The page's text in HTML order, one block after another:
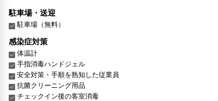
駐車場・送迎
駐車場（無料）
感染症対策
体温計
手指消毒ハンドジェル
安全対策・手順を熟知した従業員
抗菌クリーニング用品
チェックイン後の客室消毒